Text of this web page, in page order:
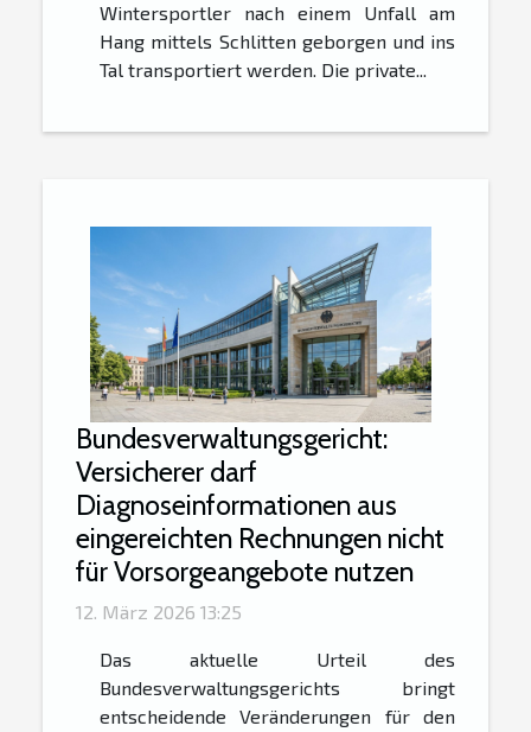
Wintersportler nach einem Unfall am
Hang mittels Schlitten geborgen und ins
Tal transportiert werden. Die private...
Bundesverwaltungsgericht:
Versicherer darf
Diagnoseinformationen aus
eingereichten Rechnungen nicht
für Vorsorgeangebote nutzen
12. März 2026 13:25
Das aktuelle Urteil des
Bundesverwaltungsgerichts bringt
entscheidende Veränderungen für den